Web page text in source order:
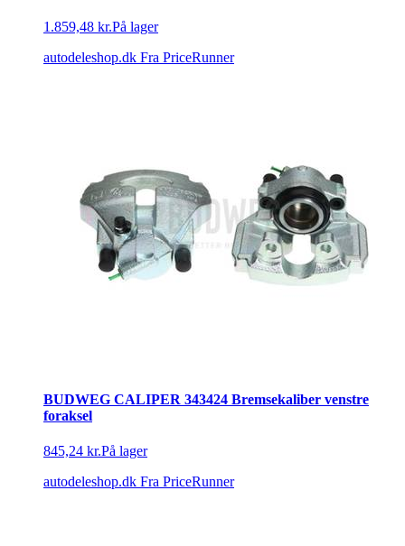
1.859,48 kr.På lager
autodeleshop.dk Fra PriceRunner
BUDWEG CALIPER 343424 Bremsekaliber venstre
foraksel
845,24 kr.På lager
autodeleshop.dk Fra PriceRunner